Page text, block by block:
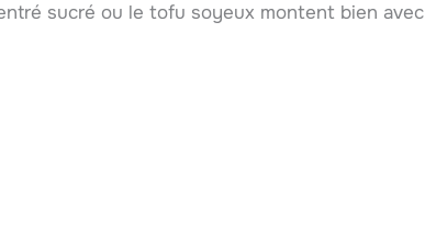
sucré ou le tofu soyeux montent bien avec